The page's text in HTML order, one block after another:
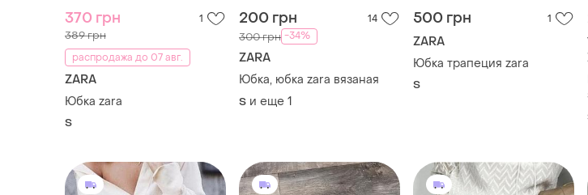
370 грн 1
389 грн
распродажа до 07 авг.
ZARA
Юбка zara
S
200 грн 14
300 грн -34%
ZARA
Юбка, юбка zara вязаная
S и еще 1
500 грн 1
ZARA
Юбка трапеция zara
S